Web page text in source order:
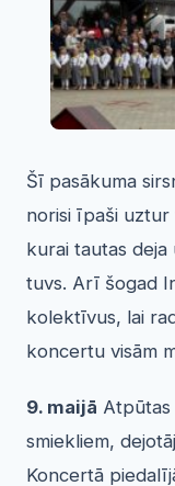
Šī pasākuma
norisi īpaši
kurai tautas
tuvs. Arī šogad
kolektīvus, lai
koncertu visām
9. maijā Atpūtas
smiekliem,
Koncertā